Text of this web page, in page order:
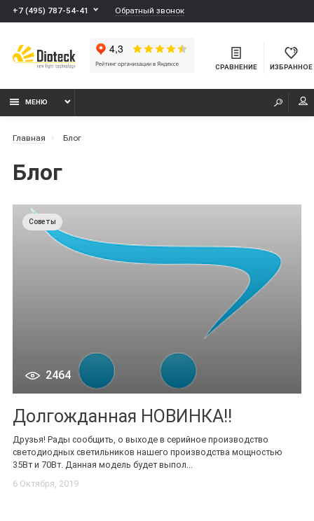
+7 (495) 787-54-41 Обратный звонок
СРАВНЕНИЕ ИЗБРАННОЕ
МЕНЮ
Главная Блог
Блог
Советы
2464
Долгожданная НОВИНКА!!
Друзья! Рады сообщить, о выходе в серийное производство
светодиодных светильников нашего производства мощностью
35Вт и 70Вт. Данная модель будет выпол...
6 Октября, 2019